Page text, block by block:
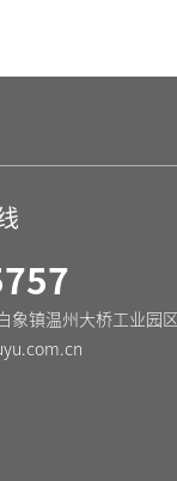
象镇温州大桥工业园区